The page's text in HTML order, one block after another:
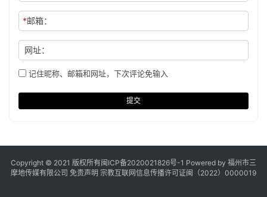
*邮箱：
网址：
记住昵称、邮箱和网址，下次评论免输入
提交
Copyright © 2021 版权所有闽ICP备2020021826号-1 Powered by 福州市三
摩地传媒有限公司 免责声明 宗教互联网信息传播许可证闽（2022）0000019